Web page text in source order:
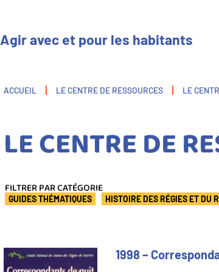
Agir avec et pour les habitants
Fil
ACCUEIL LE CENTRE DE RESSOURCES LE
LE CENTRE DE
FILTRER PAR CATÉGORIE
GUIDES THÉMATIQUES HISTOIRE DES RÉGIES ET DU
1998 –